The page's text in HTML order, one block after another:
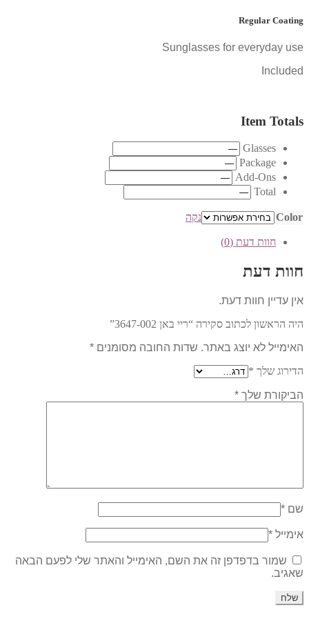
Regular Coating
Sunglasses for everyday use
Included
Item Totals
Glasses
Package
Add-Ons
Total
Color נקה
חוות דעת (0)
חוות דעת
אין עדיין חוות דעת.
היה הראשון לכתוב סקירה “ריי באן 3647-002”
האימייל לא יוצג באתר. שדות החובה מסומנים *
הדירוג שלך *
הביקורת שלך *
שם *
אימייל *
שמור בדפדפן זה את השם, האימייל והאתר שלי לפעם הבאה
שאגיב.